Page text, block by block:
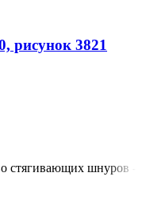
рисунок 3821
стягивающих шнуров -